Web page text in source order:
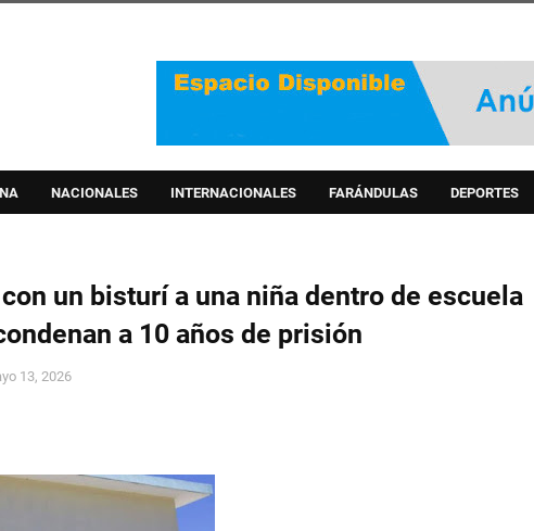
NACIONALES INTERNACIONALES FARÁNDULAS DEPORTES
un bisturí a una niña dentro de escuela
a 10 años de prisión
13, 2026